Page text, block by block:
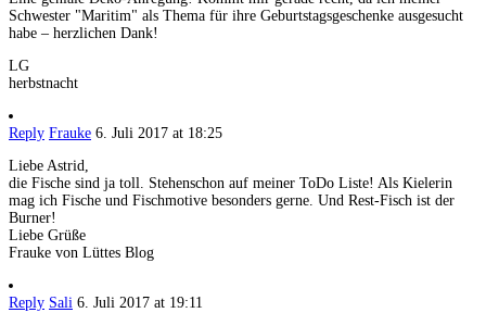
Schwester "Maritim" als Thema für ihre Geburtstagsgeschenke ausgesucht
habe – herzlichen Dank!
LG
herbstnacht
Reply Frauke 6. Juli 2017 at 18:25
Liebe Astrid,
die Fische sind ja toll. Stehenschon auf meiner ToDo Liste! Als Kielerin
mag ich Fische und Fischmotive besonders gerne. Und Rest-Fisch ist der
Burner!
Liebe Grüße
Frauke von Lüttes Blog
Reply Sali 6. Juli 2017 at 19:11